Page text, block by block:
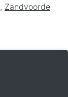
, Zandvoorde